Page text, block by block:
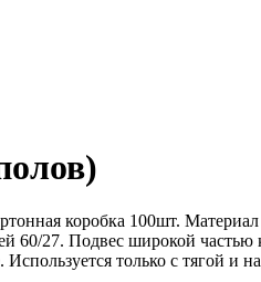
коробка 100шт.
60/27. Подвес широкой
только с тягой и